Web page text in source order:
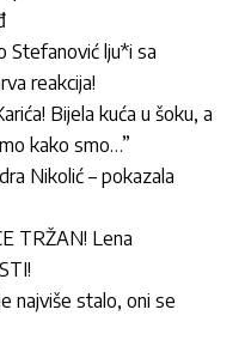
Stefanović lju*i sa
reakcija!
Bijela kuća u šoku, a
kako smo…”
Nikolić – pokazala
TRŽAN! Lena
najviše stalo, oni se